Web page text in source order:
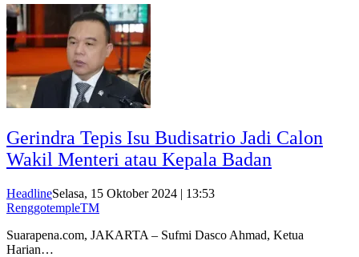
Gerindra Tepis Isu Budisatrio Jadi Calon
Wakil Menteri atau Kepala Badan
HeadlineSelasa, 15 Oktober 2024 | 13:53
RenggotempleTM
Suarapena.com, JAKARTA – Sufmi Dasco Ahmad, Ketua
Harian…